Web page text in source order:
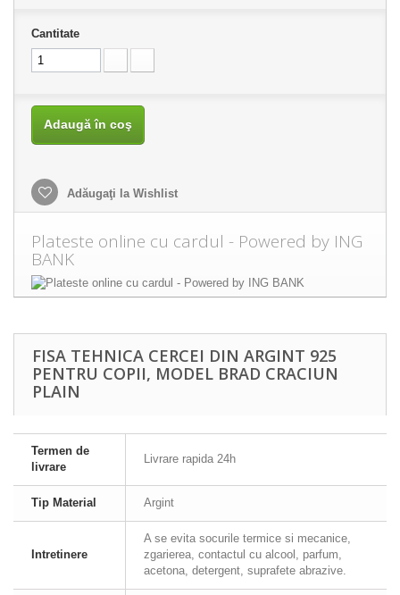
Cantitate
Adaugă în coş
Adăugaţi la Wishlist
Plateste online cu cardul - Powered by ING
BANK
FISA TEHNICA CERCEI DIN ARGINT 925
PENTRU COPII, MODEL BRAD CRACIUN
PLAIN
Termen de
livrare
Livrare rapida 24h
Tip Material Argint
Intretinere
A se evita socurile termice si mecanice,
zgarierea, contactul cu alcool, parfum,
acetona, detergent, suprafete abrazive.